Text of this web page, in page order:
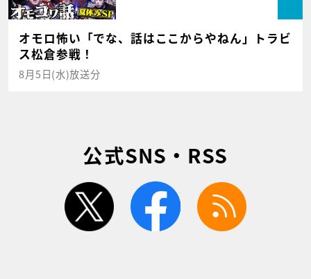
オモロ怖い「でな、話はここからやねん」トラビ
ス松倉参戦！
8月5日(水)放送分
公式SNS・RSS
twitter facebook